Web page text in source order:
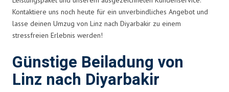
Kontaktiere uns noch heute für ein unverbindliches Angebot und
lasse deinen Umzug von Linz nach Diyarbakir zu einem
stressfreien Erlebnis werden!
Günstige Beiladung von
Linz nach Diyarbakir